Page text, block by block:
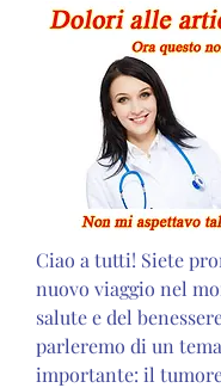
Ciao a tutti! Siete
nuovo viaggio nel
salute e del
parleremo di un
importante: il